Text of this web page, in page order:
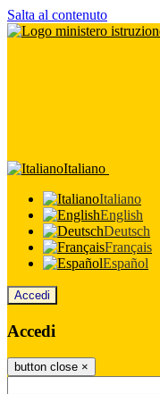
Salta al contenuto
Italiano
Italiano
English
Deutsch
Français
Español
Accedi
Accedi
button close ×